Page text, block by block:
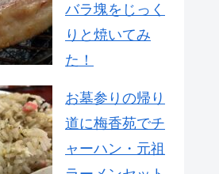
バラ塊をじっく
りと焼いてみ
た！
お墓参りの帰り
道に梅香苑でチ
ャーハン・元祖